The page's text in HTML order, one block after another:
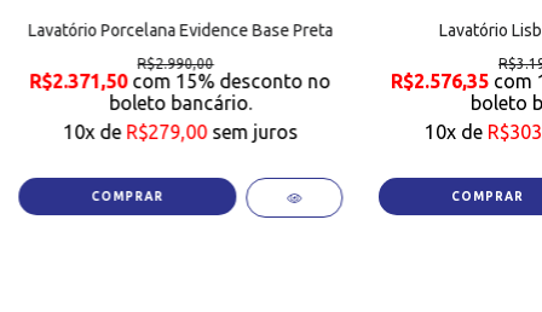
Lavatório Porcelana Evidence Base Preta
R$2.990,00
R$2.790,00
R$2.371,50 com 15%desconto no
boleto bancário.
10x de R$279,00sem juros
COMPRAR
Lavatório
R$2.576,35 com
boleto
10x de
COMPRAR